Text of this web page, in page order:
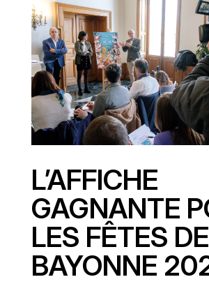
L’AFFICHE
GAGNANTE
LES FÊTES DE
BAYONNE